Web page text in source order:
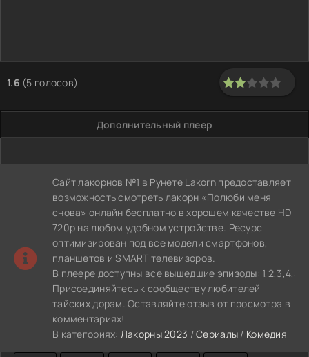
1.6 (5 голосов)
Дополнительный плеер
Сайт лакорнов №1 в Рунете Lakorn предоставляет
возможность смотреть лакорн «Полюби меня
снова» онлайн бесплатно в хорошем качестве HD
720p на любом удобном устройстве. Ресурс
оптимизирован под все модели смартфонов,
планшетов и SMART телевизоров.
В плеере доступны все вышедшие эпизоды:
Присоединяйтесь к сообществу любителей
тайских дорам. Оставляйте отзыв от просмотра в
комментариях!
В категориях: Лакорны 2023 /Сериалы / Комедия